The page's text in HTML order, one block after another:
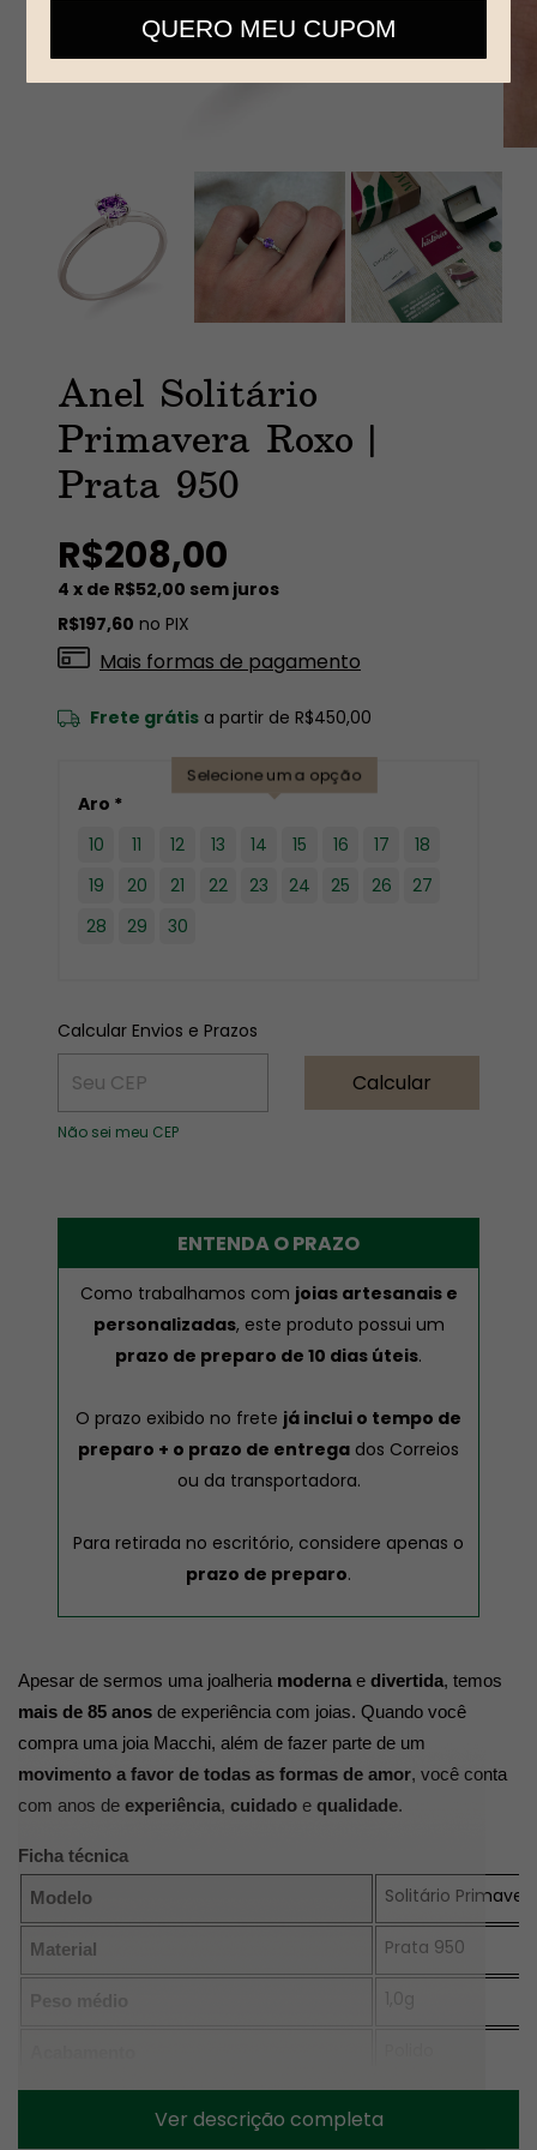
Anel Solitário
Primavera Roxo |
Prata 950
R$208,00
4 x de R$52,00 sem juros
R$197,60 no PIX
Mais formas de pagamento
Frete grátis a partir de R$450,00
Selecione uma opção
Aro *
10
11 12 13 14 15 16 17
18
19
20 21 22 23 24 25 26
27
28
29 30
Entregas para o CEP:
Calcular Envios e Prazos
Calcular
Não sei meu CEP
ENTENDA O PRAZO
Como trabalhamos com joias artesanais e
personalizadas, este produto possui um
prazo de preparo de 10 dias úteis.
O prazo exibido no frete já inclui o tempo de
preparo + o prazo de entrega dos Correios
ou da transportadora.
Para retirada no escritório, considere apenas o
prazo de preparo.
Apesar de sermos uma joalheria moderna e divertida
mais de 85 anos de experiência com joias. Quando você
movimento a favor de todas as formas de amor, você conta
com anos de experiência, cuidado e qualidade.
Ficha técnica
Modelo Solitário
Material Prata 950
1,0g
Ver descrição completa
telefone
QUERO MEU CUPOM